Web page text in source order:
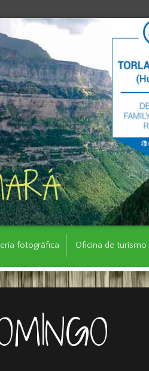
fotográfica Oficina de turismo